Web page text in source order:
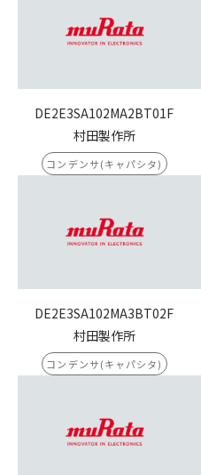
DE2E3SA102MA2BT01F
村田製作所
コンデンサ(キャパシタ)
DE2E3SA102MA3BT02F
村田製作所
コンデンサ(キャパシタ)